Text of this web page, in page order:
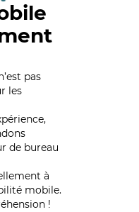
pas
les
de bureau
à
mobile.
!